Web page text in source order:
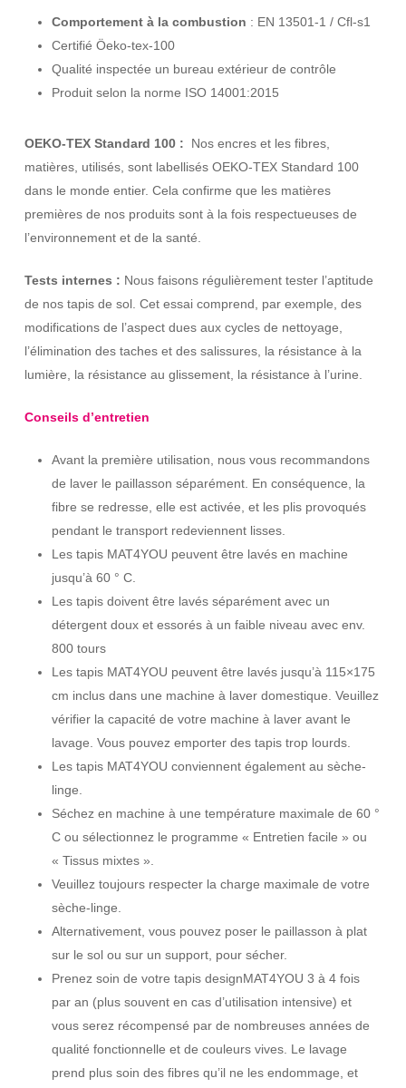
Comportement à la combustion : EN 13501-1 / Cfl-s1
Certifié Öeko-tex-100
Qualité inspectée un bureau extérieur de contrôle
Produit selon la norme ISO 14001:2015
OEKO-TEX Standard 100 : Nos encres et les fibres,
matières, utilisés, sont labellisés OEKO-TEX Standard 100
dans le monde entier. Cela confirme que les matières
premières de nos produits sont à la fois respectueuses de
l’environnement et de la santé.
Tests internes : Nous faisons régulièrement tester l’aptitude
de nos tapis de sol. Cet essai comprend, par exemple, des
modifications de l’aspect dues aux cycles de nettoyage,
l’élimination des taches et des salissures, la résistance à la
lumière, la résistance au glissement, la résistance à l’urine.
Conseils d’entretien
Avant la première utilisation, nous vous recommandons
de laver le paillasson séparément. En conséquence, la
fibre se redresse, elle est activée, et les plis provoqués
pendant le transport redeviennent lisses.
Les tapis MAT4YOU peuvent être lavés en machine
jusqu’à 60 ° C.
Les tapis doivent être lavés séparément avec un
détergent doux et essorés à un faible niveau avec env.
800 tours
Les tapis MAT4YOU peuvent être lavés jusqu’à 115×175
cm inclus dans une machine à laver domestique. Veuillez
vérifier la capacité de votre machine à laver avant le
lavage. Vous pouvez emporter des tapis trop lourds.
Les tapis MAT4YOU conviennent également au sèche-
linge.
Séchez en machine à une température maximale de 60 °
C ou sélectionnez le programme « Entretien facile » ou
« Tissus mixtes ».
Veuillez toujours respecter la charge maximale de votre
sèche-linge.
Alternativement, vous pouvez poser le paillasson à plat
sur le sol ou sur un support, pour sécher.
Prenez soin de votre tapis designMAT4YOU 3 à 4 fois
par an (plus souvent en cas d’utilisation intensive) et
vous serez récompensé par de nombreuses années de
qualité fonctionnelle et de couleurs vives. Le lavage
prend plus soin des fibres qu’il ne les endommage, et